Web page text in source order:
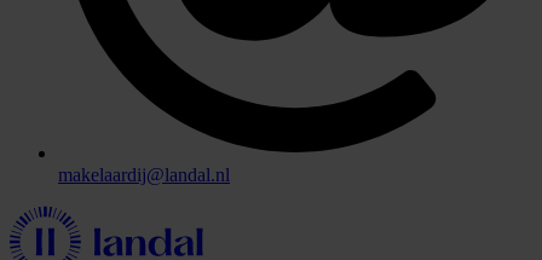
makelaardij@landal.nl